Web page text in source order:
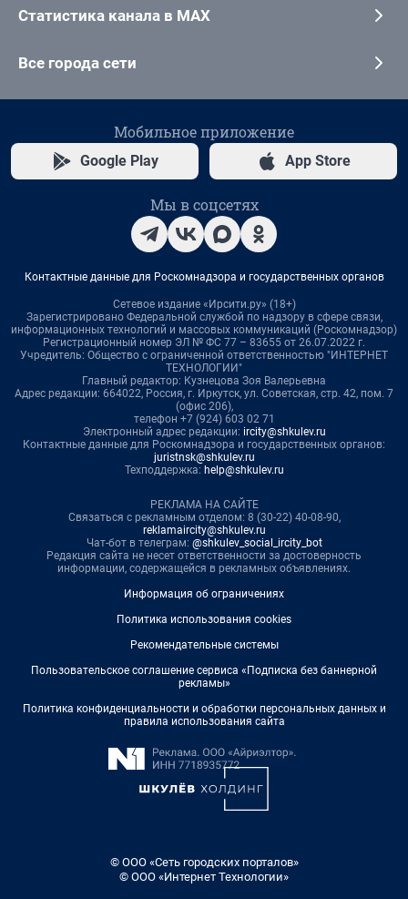
Статистика канала в MAX
Все города сети
Мобильное приложение
Google Play App Store
Мы в соцсетях
Контактные данные для Роскомнадзора и государственных органов
Сетевое издание «Ирсити.ру» (18+)
Зарегистрировано Федеральной службой по надзору в сфере связи,
информационных технологий и массовых коммуникаций (Роскомнадзор)
Регистрационный номер ЭЛ № ФС 77 – 83655 от 26.07.2022 г.
Учредитель: Общество с ограниченной ответственностью "ИНТЕРНЕТ
ТЕХНОЛОГИИ"
Главный редактор: Кузнецова Зоя Валерьевна
Адрес редакции: 664022, Россия, г. Иркутск, ул. Советская, стр. 42, пом. 7
(офис 206),
телефон +7 (924) 603 02 71
Электронный адрес редакции: ircity@shkulev.ru
Контактные данные для Роскомнадзора и государственных органов:
juristnsk@shkulev.ru
Техподдержка: help@shkulev.ru
РЕКЛАМА НА САЙТЕ
Связаться с рекламным отделом: 8 (30-22) 40-08-90,
reklamaircity@shkulev.ru
Чат-бот в телеграм: @shkulev_social_ircity_bot
Редакция сайта не несет ответственности за достоверность
информации, содержащейся в рекламных объявлениях.
Информация об ограничениях
Политика использования cookies
Рекомендательные системы
Пользовательское соглашение сервиса «Подписка без баннерной
рекламы»
Политика конфиденциальности и обработки персональных данных и
правила использования сайта
© ООО «Сеть городских порталов»
© ООО «Интернет Технологии»